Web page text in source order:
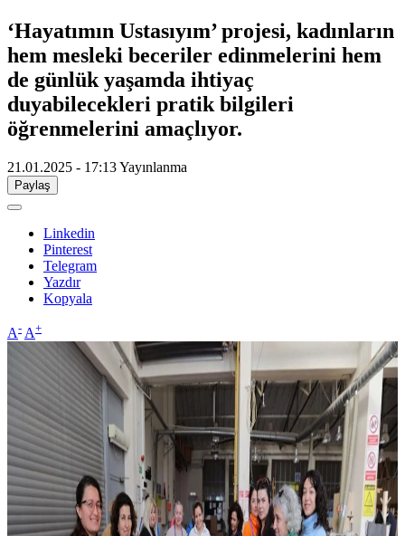
‘Hayatımın Ustasıyım’ projesi, kadınların
hem mesleki beceriler edinmelerini hem
de günlük yaşamda ihtiyaç
duyabilecekleri pratik bilgileri
öğrenmelerini amaçlıyor.
21.01.2025 - 17:13Yayınlanma
Paylaş
Linkedin
Pinterest
Telegram
Yazdır
Kopyala
A- A+